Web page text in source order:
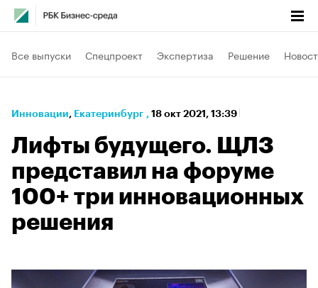
Все выпуски Спецпроект Экспертиза Решение
Инновации⁠, Екатеринбург , 18 окт 2021, 13:39
Лифты будущего. ЩЛЗ
представил на форуме
100+ три инновационных
решения